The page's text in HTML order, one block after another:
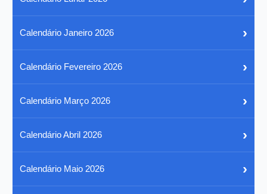
Calendário Janeiro 2026 ›
Calendário Fevereiro 2026 ›
Calendário Março 2026 ›
Calendário Abril 2026 ›
Calendário Maio 2026 ›